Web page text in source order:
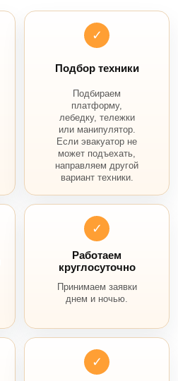
✓
Подбор техники
Подбираем
платформу,
лебедку, тележки
или манипулятор.
Если эвакуатор не
может подъехать,
направляем другой
вариант техники.
✓
Работаем
круглосуточно
Принимаем заявки
днем и ночью.
✓